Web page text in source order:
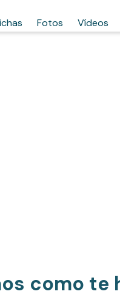
Fotos Vídeos
como te